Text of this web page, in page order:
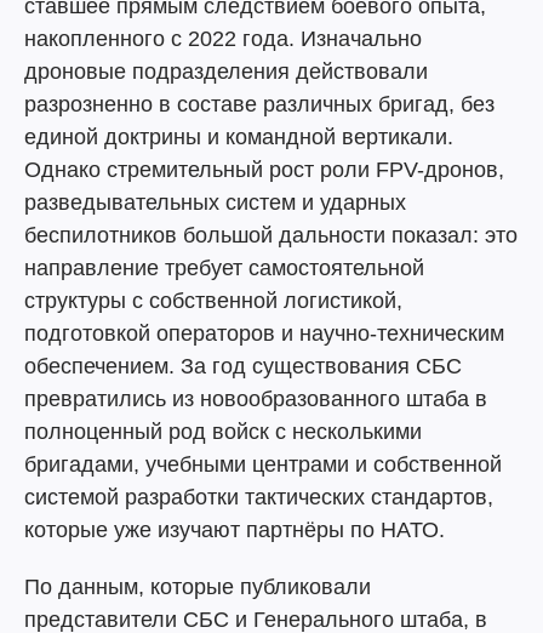
ставшее прямым следствием боевого опыта,
накопленного с 2022 года. Изначально
дроновые подразделения действовали
разрозненно в составе различных бригад, без
единой доктрины и командной вертикали.
Однако стремительный рост роли FPV-дронов,
разведывательных систем и ударных
беспилотников большой дальности показал: это
направление требует самостоятельной
структуры с собственной логистикой,
подготовкой операторов и научно-техническим
обеспечением. За год существования СБС
превратились из новообразованного штаба в
полноценный род войск с несколькими
бригадами, учебными центрами и собственной
системой разработки тактических стандартов,
которые уже изучают партнёры по НАТО.
По данным, которые публиковали
представители СБС и Генерального штаба, в